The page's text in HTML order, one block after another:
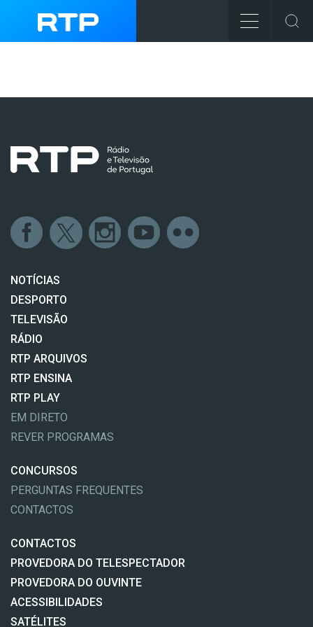
NOTÍCIAS
DESPORTO
TELEVISÃO
RÁDIO
RTP ARQUIVOS
RTP ENSINA
RTP PLAY
EM DIRETO
REVER PROGRAMAS
CONCURSOS
PERGUNTAS FREQUENTES
CONTACTOS
CONTACTOS
PROVEDORA DO TELESPECTADOR
PROVEDORA DO OUVINTE
ACESSIBILIDADES
SATÉLITES